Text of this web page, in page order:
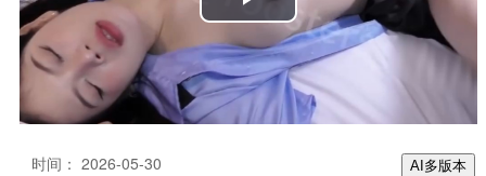
AI多版本
时间： 2026-05-30